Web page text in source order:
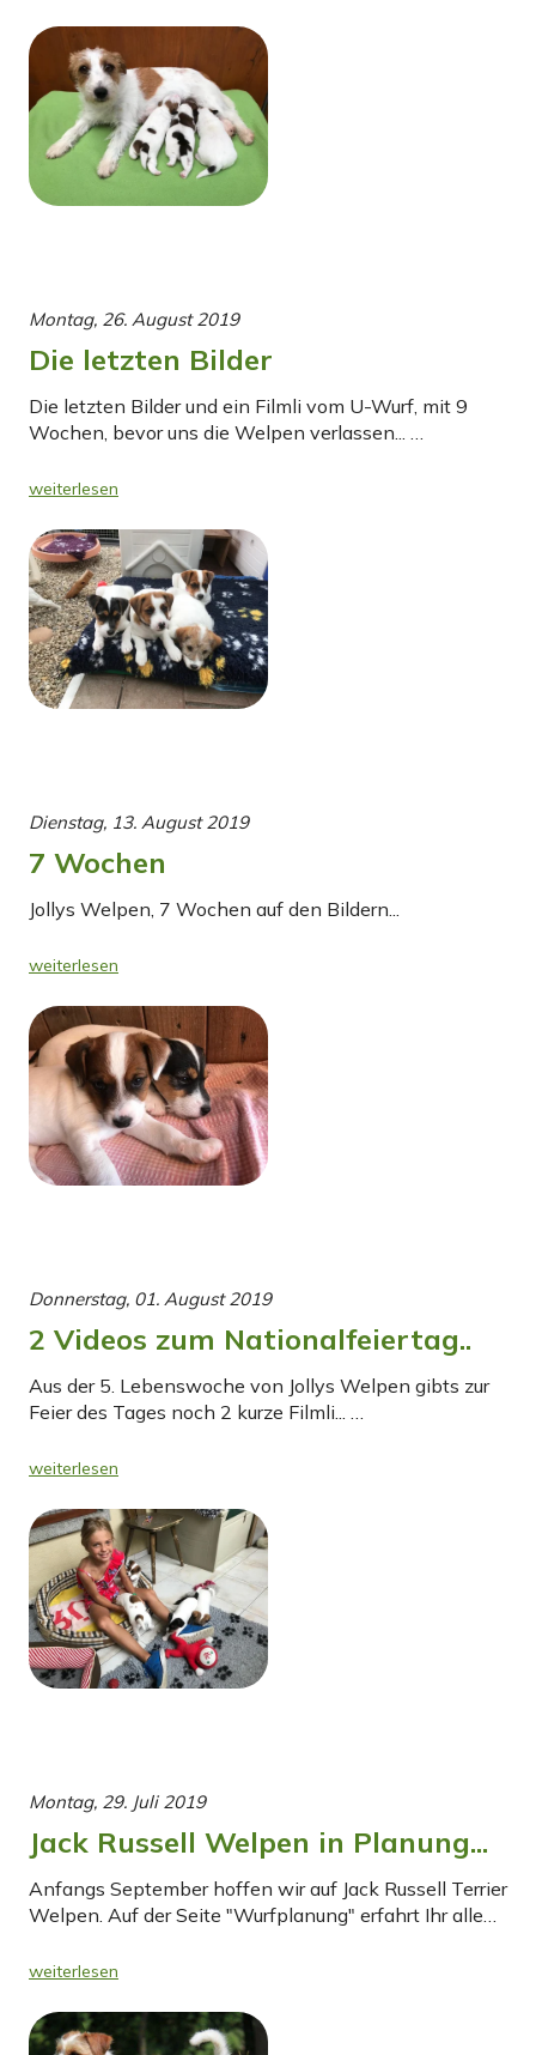
Montag, 26. August 2019
Die letzten Bilder
Die letzten Bilder und ein Filmli vom U-Wurf, mit 9
Wochen, bevor uns die Welpen verlassen... …
weiterlesen
Dienstag, 13. August 2019
7 Wochen
Jollys Welpen, 7 Wochen auf den Bildern...
weiterlesen
Donnerstag, 01. August 2019
2 Videos zum Nationalfeiertag..
Aus der 5. Lebenswoche von Jollys Welpen gibts zur
Feier des Tages noch 2 kurze Filmli... …
weiterlesen
Montag, 29. Juli 2019
Jack Russell Welpen in Planung...
Anfangs September hoffen wir auf Jack Russell Terrier
Welpen. Auf der Seite "Wurfplanung" erfahrt Ihr alle…
weiterlesen